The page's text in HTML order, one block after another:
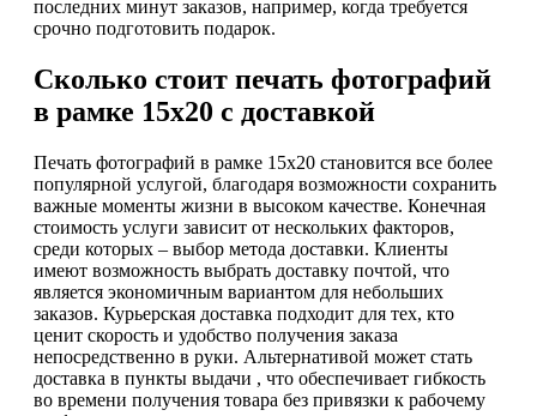
последних минут заказов, например, когда требуется
срочно подготовить подарок.
Сколько стоит печать фотографий
в рамке 15х20 с доставкой
Печать фотографий в рамке 15х20 становится все более
популярной услугой, благодаря возможности сохранить
важные моменты жизни в высоком качестве. Конечная
стоимость услуги зависит от нескольких факторов,
среди которых – выбор метода доставки. Клиенты
имеют возможность выбрать доставку почтой, что
является экономичным вариантом для небольших
заказов. Курьерская доставка подходит для тех, кто
ценит скорость и удобство получения заказа
непосредственно в руки. Альтернативой может стать
доставка в пункты выдачи , что обеспечивает гибкость
во времени получения товара без привязки к рабочему